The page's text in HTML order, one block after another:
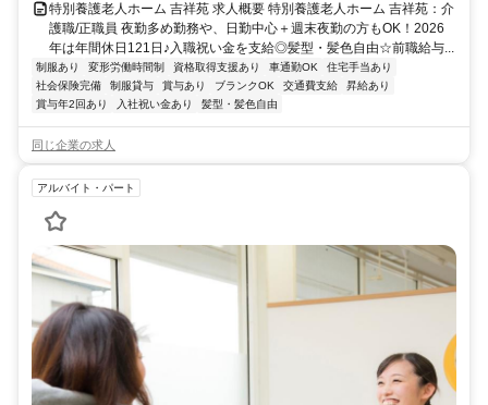
特別養護老人ホーム 吉祥苑 求人概要 特別養護老人ホーム 吉祥苑：介
護職/正職員 夜勤多め勤務や、日勤中心＋週末夜勤の方もOK！2026
年は年間休日121日♪入職祝い金を支給◎髪型・髪色自由☆前職給与...
制服あり 変形労働時間制 資格取得支援あり 車通勤OK
住宅手当あり
社会保険完備
制服貸与 賞与あり ブランクOK 交通費支給
昇給あり
賞与年2回あり
入社祝い金あり 髪型・髪色自由
同じ企業の求人
アルバイト・パート